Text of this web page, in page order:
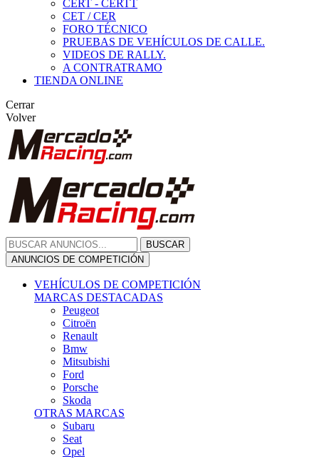
CERT - CERTT
CET / CER
FORO TÉCNICO
PRUEBAS DE VEHÍCULOS DE CALLE.
VIDEOS DE RALLY.
A CONTRATRAMO
TIENDA ONLINE
Cerrar
Volver
BUSCAR
ANUNCIOS DE COMPETICIÓN
VEHÍCULOS DE COMPETICIÓN
MARCAS DESTACADAS
Peugeot
Citroën
Renault
Bmw
Mitsubishi
Ford
Porsche
Skoda
OTRAS MARCAS
Subaru
Seat
Opel